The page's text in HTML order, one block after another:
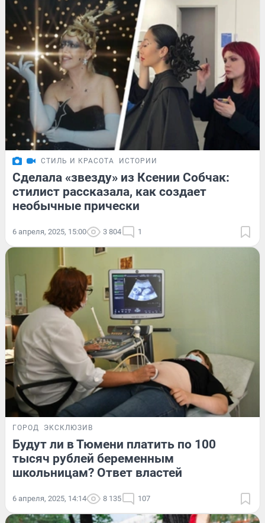
СТИЛЬ И КРАСОТА ИСТОРИИ
Сделала «звезду» из Ксении Собчак:
стилист рассказала, как создает
необычные прически
6 апреля, 2025, 15:00 3 804 1
ГОРОД ЭКСКЛЮЗИВ
Будут ли в Тюмени платить по 100
тысяч рублей беременным
школьницам? Ответ властей
6 апреля, 2025, 14:14 8 135 107